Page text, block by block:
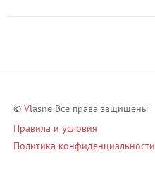
© Vlasne Все права защищены
Правила и условия
Политика конфиденциальности